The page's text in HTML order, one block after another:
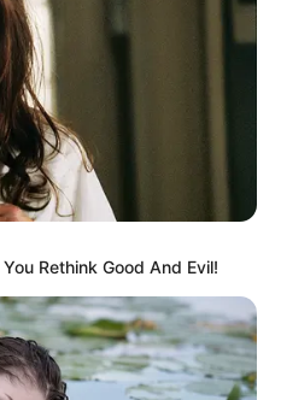
Rethink Good And Evil!